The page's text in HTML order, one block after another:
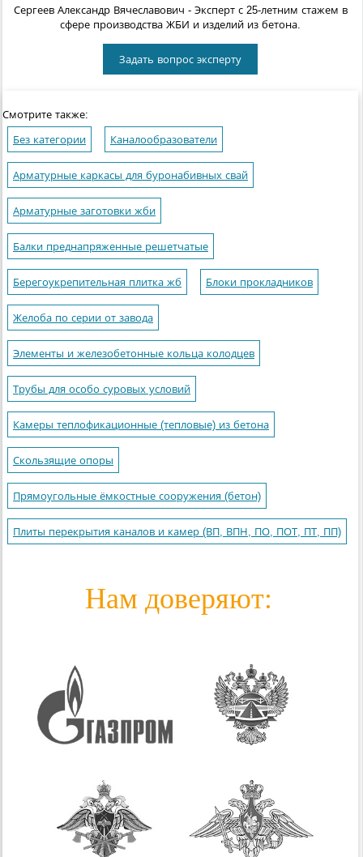
Сергеев Александр Вячеславович - Эксперт с 25-летним стажем в
сфере производства ЖБИ и изделий из бетона.
Задать вопрос эксперту
Смотрите также:
Без категории Каналообразователи
Арматурные каркасы для буронабивных свай
Арматурные заготовки жби
Балки преднапряженные решетчатые
Берегоукрепительная плитка жб Блоки прокладников
Желоба по серии от завода
Элементы и железобетонные кольца колодцев
Трубы для особо суровых условий
Камеры теплофикационные (тепловые) из бетона
Скользящие опоры
Прямоугольные ёмкостные сооружения (бетон)
Плиты перекрытия каналов и камер (ВП, ВПН, ПО, ПОТ, ПТ, ПП)
Нам доверяют: